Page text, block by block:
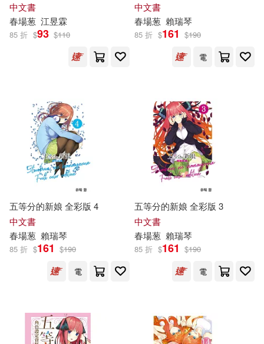
中文書
春場葱 江昱霖
85 折 $93 $110
中文書
春場葱 賴瑞琴
85 折 $161 $190
電
五等分的新娘 全彩版 4
中文書
春場葱 賴瑞琴
85 折 $161 $190
電
五等分的新娘 全彩版 3
中文書
春場葱 賴瑞琴
85 折 $161 $190
電